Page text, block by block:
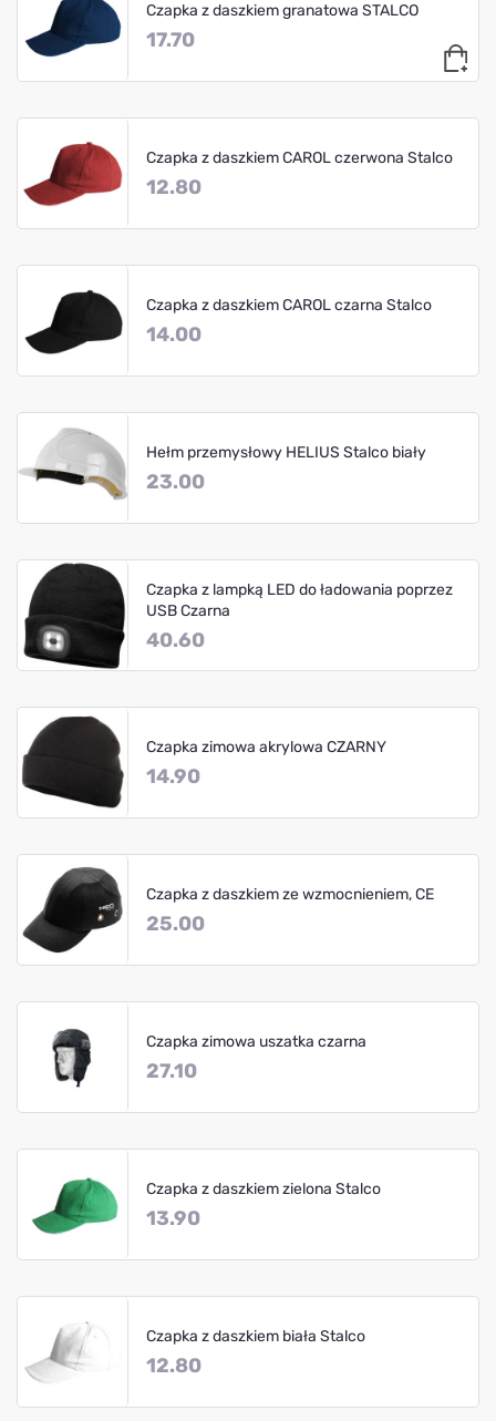
Czapka z daszkiem granatowa STALCO
17.70
Czapka z daszkiem CAROL czerwona Stalco
12.80
Czapka z daszkiem CAROL czarna Stalco
14.00
Hełm przemysłowy HELIUS Stalco biały
23.00
Czapka z lampką LED do ładowania poprzez
USB Czarna
40.60
Czapka zimowa akrylowa CZARNY
14.90
Czapka z daszkiem ze wzmocnieniem, CE
25.00
Czapka zimowa uszatka czarna
27.10
Czapka z daszkiem zielona Stalco
13.90
Czapka z daszkiem biała Stalco
12.80